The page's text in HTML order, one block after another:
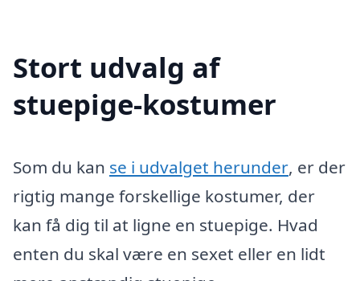
Stort udvalg af
stuepige-kostumer
Som du kan se i udvalget herunder, er der
rigtig mange forskellige kostumer, der
kan få dig til at ligne en stuepige. Hvad
enten du skal være en sexet eller en lidt